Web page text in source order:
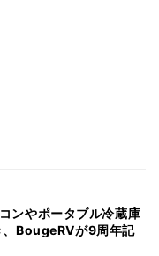
ンやポータブル冷蔵庫
BougeRVが9周年記